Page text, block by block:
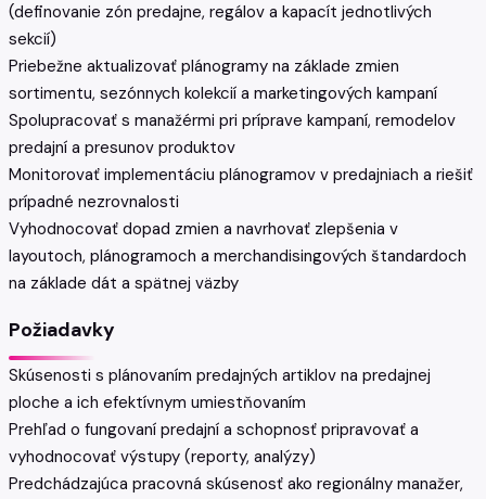
(definovanie zón predajne, regálov a kapacít jednotlivých
sekcií)
Priebežne aktualizovať plánogramy na základe zmien
sortimentu, sezónnych kolekcií a marketingových kampaní
Spolupracovať s manažérmi pri príprave kampaní, remodelov
predajní a presunov produktov
Monitorovať implementáciu plánogramov v predajniach a riešiť
prípadné nezrovnalosti
Vyhodnocovať dopad zmien a navrhovať zlepšenia v
layoutoch, plánogramoch a merchandisingových štandardoch
na základe dát a spätnej väzby
Požiadavky
Skúsenosti s plánovaním predajných artiklov na predajnej
ploche a ich efektívnym umiestňovaním
Prehľad o fungovaní predajní a schopnosť pripravovať a
vyhodnocovať výstupy (reporty, analýzy)
Predchádzajúca pracovná skúsenosť ako regionálny manažer,